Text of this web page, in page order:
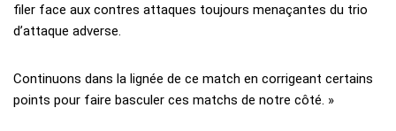
filer face aux contres attaques toujours menaçantes du trio
d’attaque adverse.
Continuons dans la lignée de ce match en corrigeant certains
points pour faire basculer ces matchs de notre côté. »